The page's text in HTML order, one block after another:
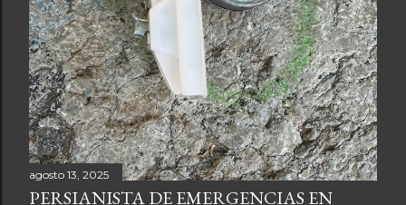
agosto 13, 2025
PERSIANISTA DE EMERGENCIAS EN